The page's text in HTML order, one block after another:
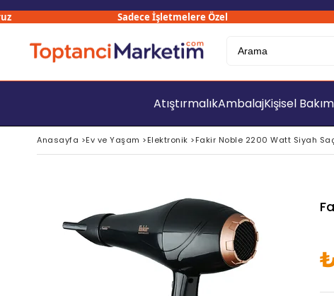
Sadece İşletmelere Özel
AtıştırmalıkAmbalajKişisel Bakım
Anasayfa >Ev ve Yaşam >Elektronik >Fakir Noble 2200 Watt Siyah